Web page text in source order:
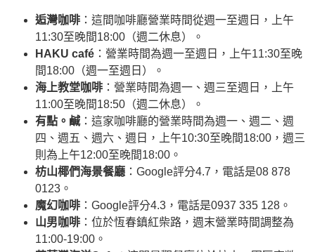
逅灣咖啡 ：這間咖啡廳營業時間從週一至週日，上午
11:30至晚間18:00（週二休息）。
HAKU café ：營業時間為週一至週日，上午11:30至晚
間18:00（週一至週日）。
海上教堂咖啡 ：營業時間為週一、週三至週日，上午
11:00至晚間18:50（週二休息）。
有點。鹹：這家咖啡廳的營業時間為週一、週二、週
四、週五、週六、週日，上午10:30至晚間18:00，週三
則為上午12:00至晚間18:00。
枋山椰們海景餐廳 ：Google評分4.7，電話是08 878
0123。
魔幻咖啡 ：Google評分4.3，電話是0937 335 128。
山男咖啡 ：位於恆春鎮紅柴路，週末營業時間調整為
11:00-19:00。